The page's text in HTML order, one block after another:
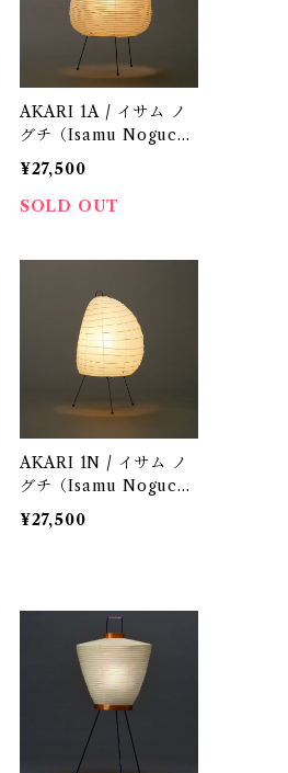
AKARI 1A / イサム ノ
グチ（Isamu Noguch
i) / オゼキ（尾関）/ 75
000
¥27,500
SOLD OUT
AKARI 1N / イサム ノ
グチ（Isamu Noguch
i) / オゼキ（尾関）
¥27,500